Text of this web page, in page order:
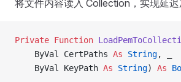
将文件内容读入 Collection，实现延迟
Private Function
    ByVal CertPaths
As String, _
    ByVal KeyPath
As String) As